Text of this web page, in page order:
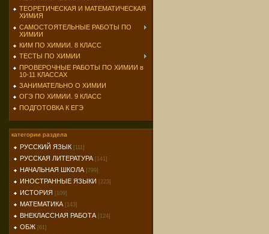
ТЕОРЕТИЧЕСКАЯ И МАТЕМАТИЧЕСКАЯ
ХИМИЯ
САМОСТОЯТЕЛЬНЫЕ РАБОТЫ ПО
ХИМИИ
КИМ ПО ХИМИИ. 8 КЛАСС
ТЕСТЫ ПО ХИМИИ
ПРОВЕРОЧНЫЕ РАБОТЫ ПО ХИМИИ в
10-11 КЛАССАХ
ЗАНИМАТЕЛЬНО О ХИМИИ
ОГЭ ПО ХИМИИ. 9 КЛАСС
ПОДГОТОВКА К ЕГЭ
категории раздела
РУССКИЙ ЯЗЫК [111]
РУССКАЯ ЛИТЕРАТУРА [141]
НАЧАЛЬНАЯ ШКОЛА [799]
ИНОСТРАННЫЕ ЯЗЫКИ [223]
ИСТОРИЯ [109]
МАТЕМАТИКА [143]
ВНЕКЛАССНАЯ РАБОТА [124]
ОБЖ [61]